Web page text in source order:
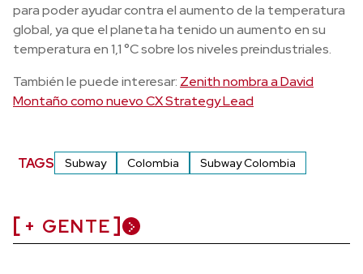
para poder ayudar contra el aumento de la temperatura
global, ya que el planeta ha tenido un aumento en su
temperatura en 1,1 °C sobre los niveles preindustriales.
También le puede interesar: Zenith nombra a David
Montaño como nuevo CX Strategy Lead
TAGS Subway Colombia Subway Colombia
+ GENTE